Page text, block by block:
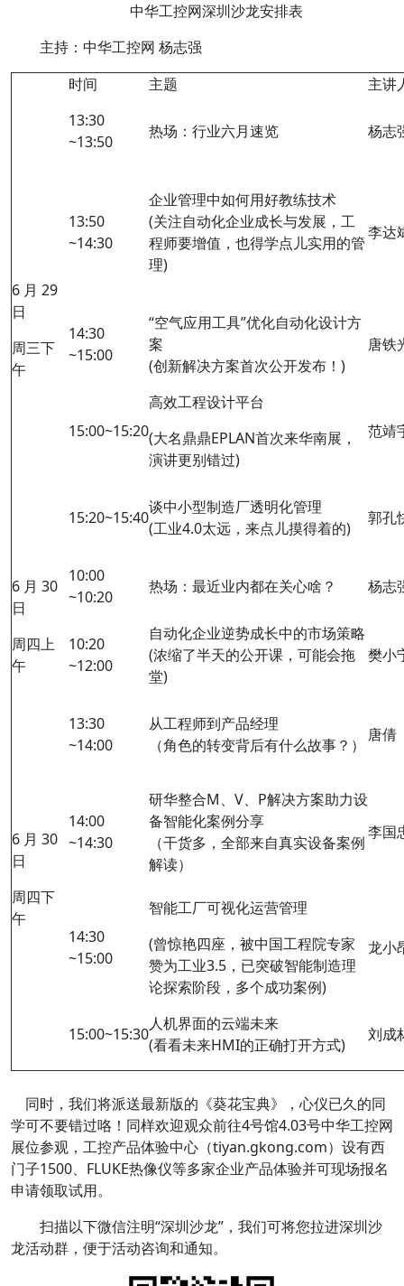
中华工控网深圳沙龙安排表
主持：中华工控网 杨志强
时间
主题 主讲
6 月 29
日
周三下
午
13:30
~13:50
热场：行业六月速览 杨志
13:50
~14:30
企业管理中如何用好教练技术
(关注自动化企业成长与发展，工
程师要增值，也得学点儿实用的管
理)
李达
14:30
~15:00
“空气应用工具”优化自动化设计方
案
(创新解决方案首次公开发布！)
唐铁
15:00~15:20
高效工程设计平台
(大名鼎鼎EPLAN首次来华南展，
演讲更别错过)
范靖
15:20~15:40
谈中小型制造厂透明化管理
(工业4.0太远，来点儿摸得着的)
郭孔
6 月 30
日
周四上
午
10:00
~10:20
热场：最近业内都在关心啥？ 杨志
10:20
~12:00
自动化企业逆势成长中的市场策略
(浓缩了半天的公开课，可能会拖
堂)
樊小
6 月 30
日
周四下
午
13:30
~14:00
从工程师到产品经理
（角色的转变背后有什么故事？）
唐倩
14:00
~14:30
研华整合M、V、P解决方案助力设
备智能化案例分享
（干货多，全部来自真实设备案例
解读）
李国
14:30
~15:00
智能工厂可视化运营管理
(曾惊艳四座，被中国工程院专家
赞为工业3.5，已突破智能制造理
论探索阶段，多个成功案例)
龙小
15:00~15:30
人机界面的云端未来
(看看未来HMI的正确打开方式)
刘成
同时，我们将派送最新版的《葵花宝典》，心仪已久的同
学可不要错过咯！同样欢迎观众前往4号馆4.03号中华工控网
展位参观，工控产品体验中心（tiyan.gkong.com）设有西
门子1500、FLUKE热像仪等多家企业产品体验并可现场报名
申请领取试用。
扫描以下微信注明“深圳沙龙”，我们可将您拉进深圳沙
龙活动群，便于活动咨询和通知。